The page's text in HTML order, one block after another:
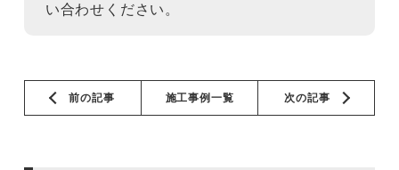
い合わせください。
次の記事
前の記事 施工事例一覧